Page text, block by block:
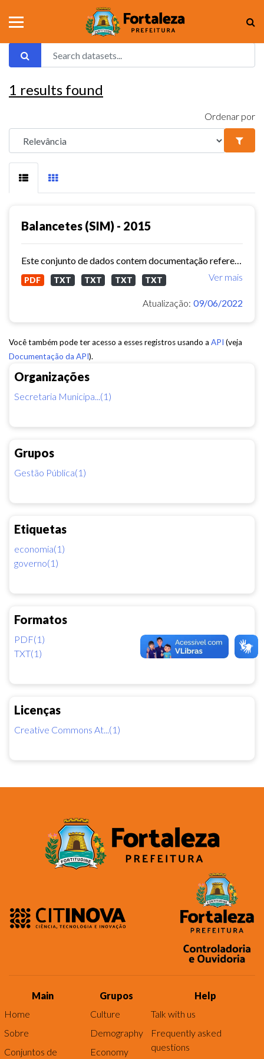
Organizações
Secretaria Municipa...(1)
Grupos
Gestão Pública(1)
Etiquetas
economia(1)
governo(1)
Formatos
PDF(1)
TXT(1)
Licenças
Creative Commons At...(1)
1 results found
Ordenar por
Balancetes (SIM) - 2015
Ver mais
PDF TXT TXT TXT TXT
Atualização: 09/06/2022
Você também pode ter acesso a esses registros usando a API (veja
Documentação da API).
Main
Home
Sobre
Conjuntos de
Grupos
Culture
Demography
Economy
Help
Talk with us
Frequently asked
questions